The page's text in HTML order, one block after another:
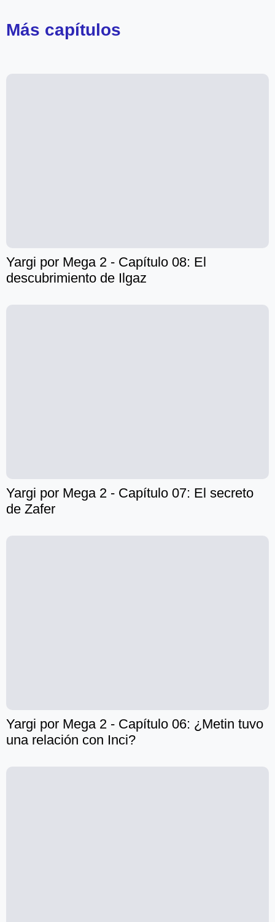
Más capítulos
Yargi por Mega 2 - Capítulo 08: El
descubrimiento de Ilgaz
Yargi por Mega 2 - Capítulo 07: El secreto
de Zafer
Yargi por Mega 2 - Capítulo 06: ¿Metin tuvo
una relación con Inci?